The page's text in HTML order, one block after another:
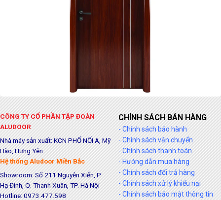
CÔNG TY CỔ PHẦN TẬP ĐOÀN
ALUDOOR
Nhà máy sản xuất: KCN PHỐ NỐI A, Mỹ
Hào, Hưng Yên
Hệ thống Aludoor Miền Bắc
Showroom: Số 211 Nguyễn Xiển, P.
Hạ Đình, Q. Thanh Xuân, TP. Hà Nội
Hotline: 0973.477.598
CHÍNH SÁCH BÁN HÀNG
- Chính sách bảo hành
- Chính sách vận chuyển
- Chính sách thanh toán
- Hướng dẫn mua hàng
- Chính sách đổi trả hàng
- Chính sách xử lý khiếu nại
- Chính sách bảo mật thông tin